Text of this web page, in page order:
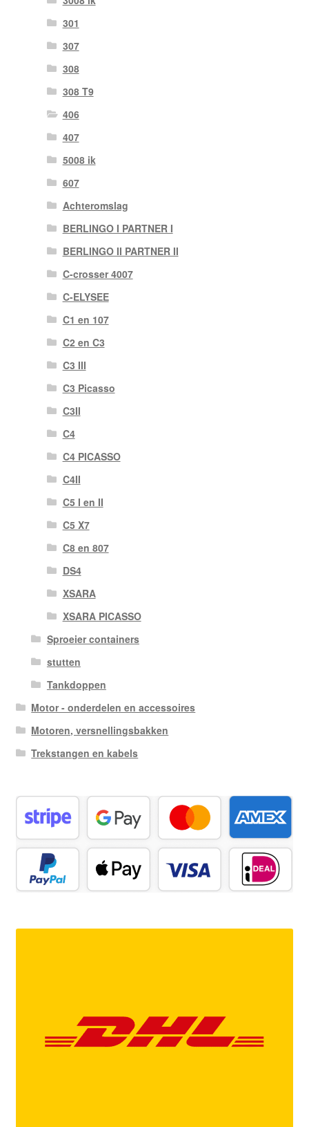
301
307
308
308 T9
406
407
5008 ik
607
Achteromslag
BERLINGO I PARTNER I
BERLINGO II PARTNER II
C-crosser 4007
C-ELYSEE
C1 en 107
C2 en C3
C3 III
C3 Picasso
C3II
C4
C4 PICASSO
C4II
C5 I en II
C5 X7
C8 en 807
DS4
XSARA
XSARA PICASSO
Sproeier containers
stutten
Tankdoppen
Motor - onderdelen en accessoires
Motoren, versnellingsbakken
Trekstangen en kabels